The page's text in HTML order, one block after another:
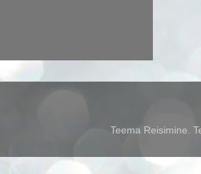
Teema Reisimine.